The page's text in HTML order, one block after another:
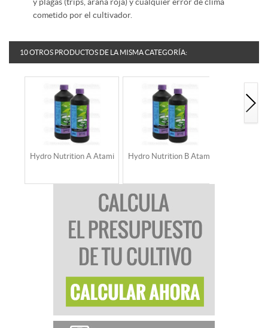
cometido por el cultivador.
10 OTROS PRODUCTOS DE LA MISMA CATEGORÍA:
Hydro Nutrition A Atami Hydro Nutrition B Atami